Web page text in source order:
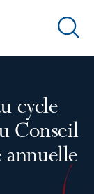
Ouvrir
cycle
Conseil